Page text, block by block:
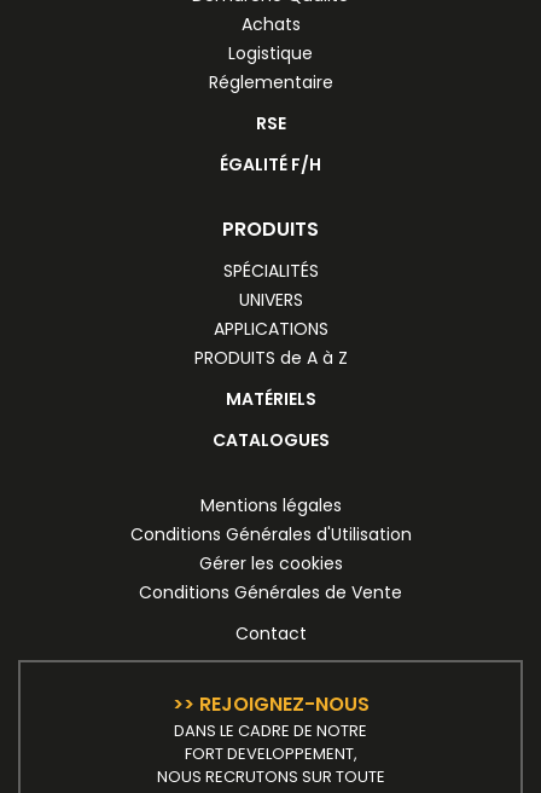
Achats
Logistique
Réglementaire
RSE
ÉGALITÉ F/H
PRODUITS
SPÉCIALITÉS
UNIVERS
APPLICATIONS
PRODUITS de A à Z
MATÉRIELS
CATALOGUES
Mentions légales
Conditions Générales d'Utilisation
Gérer les cookies
Conditions Générales de Vente
Contact
>> REJOIGNEZ-NOUS
DANS LE CADRE DE NOTRE
FORT DEVELOPPEMENT,
NOUS RECRUTONS SUR TOUTE